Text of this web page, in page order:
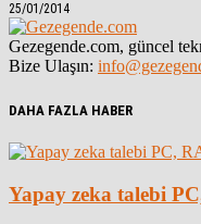
25/01/2014
Gezegende.com, güncel
Bize Ulaşın:
DAHA FAZLA HABER
Yapay zeka talebi